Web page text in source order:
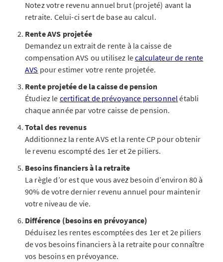
Notez votre revenu annuel brut (projeté) avant la
retraite. Celui-ci sert de base au calcul.
Rente AVS projetée
Demandez un extrait de rente à la caisse de
compensation AVS ou utilisez lecalculateur de rente
AVS pour estimer votre rente projetée.
Rente projetée de la caisse de pension
Étudiez le certificat de prévoyance personnelétabli
chaque année par votre caisse de pension.
Total des revenus
Additionnez la rente AVS et la rente CP pour obtenir
le revenu escompté des 1er et 2e piliers.
Besoins financiers à la retraite
La règle d’or est que vous avez besoin d’environ 80 à
90% de votre dernier revenu annuel pour maintenir
votre niveau de vie.
Différence (besoins en prévoyance)
Déduisez les rentes escomptées des 1er et 2e piliers
de vos besoins financiers à la retraite pour connaître
vos besoins en prévoyance.